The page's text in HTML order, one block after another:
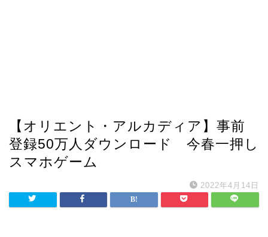
【オリエント・アルカディア】事前
登録50万人ダウンロード 今春一押し
スマホゲーム
2022年4月14日